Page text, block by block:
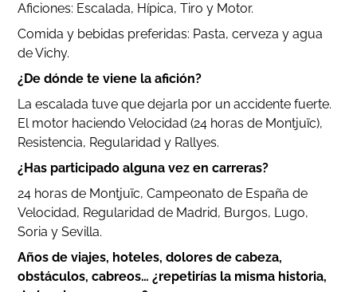
Aficiones: Escalada, Hípica, Tiro y Motor.
Comida y bebidas preferidas: Pasta, cerveza y agua
de Vichy.
¿De dónde te viene la afición?
La escalada tuve que dejarla por un accidente fuerte.
El motor haciendo Velocidad (24 horas de Montjuïc),
Resistencia, Regularidad y Rallyes.
¿Has participado alguna vez en carreras?
24 horas de Montjuïc, Campeonato de España de
Velocidad, Regularidad de Madrid, Burgos, Lugo,
Soria y Sevilla.
Años de viajes, hoteles, dolores de cabeza,
obstáculos, cabreos… ¿repetirías la misma historia,